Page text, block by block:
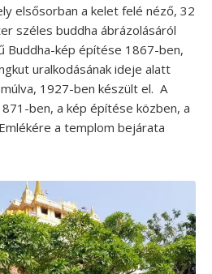
elsősorban a kelet felé néző, 32
széles buddha ábrázolásáról
Buddha-kép építése 1867-ben,
uralkodásának ideje alatt
1927-ben készült el. A
ben, a kép építése közben, a
a templom bejárata